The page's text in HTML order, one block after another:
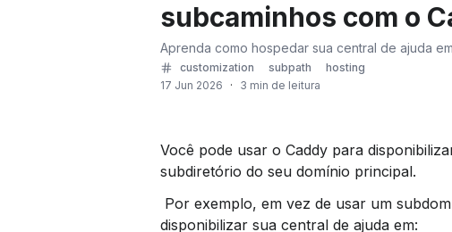
subcaminhos com o
Aprenda como hospedar sua central de ajuda
customization subpath
hosting
17 Jun 2026
· 3 min de leitura
Você pode usar o Caddy para
subdiretório do seu domínio principal.
Por exemplo, em vez de usar um
disponibilizar sua central de ajuda em: